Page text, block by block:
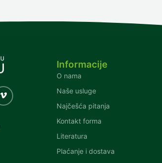
Informacije
O nama
Naše usluge
Najčešća pitanja
Kontakt forma
Literatura
Plaćanje i dostava